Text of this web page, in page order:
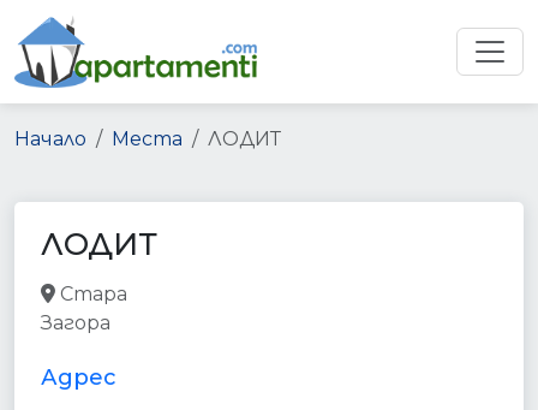
Начало Места ЛОДИТ
ЛОДИТ
Стара
Загора
Адрес